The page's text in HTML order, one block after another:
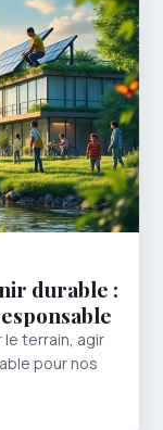
durable :
terrain, agir
pour nos